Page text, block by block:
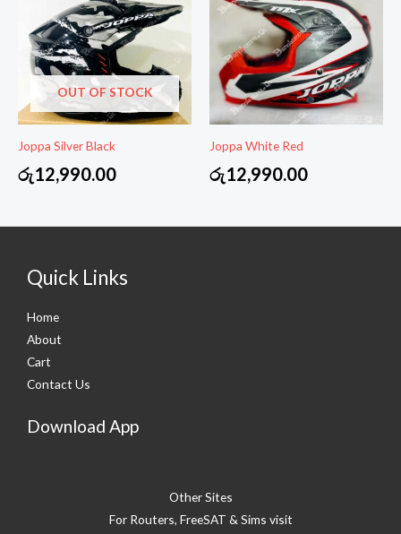
OUT OF STOCK
Joppa Silver Black
රු12,990.00
Joppa White Red
රු12,990.00
Quick Links
Home
About
Cart
Contact Us
Download App
Other Sites
For Routers, FreeSAT & Sims visit